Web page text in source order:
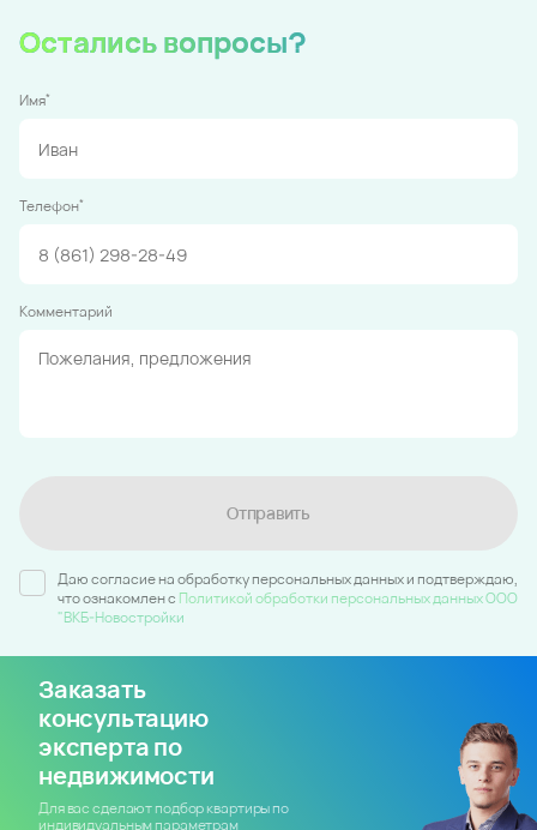
Остались вопросы?
Имя*
Телефон*
Комментарий
Отправить
Даю согласие на обработку персональных данных и подтверждаю,
что ознакомлен c Политикой обработки персональных данных ООО
"ВКБ-Новостройки
Заказать
консультацию
эксперта по
недвижимости
Для вас сделают подбор квартиры по
индивидуальным параметрам